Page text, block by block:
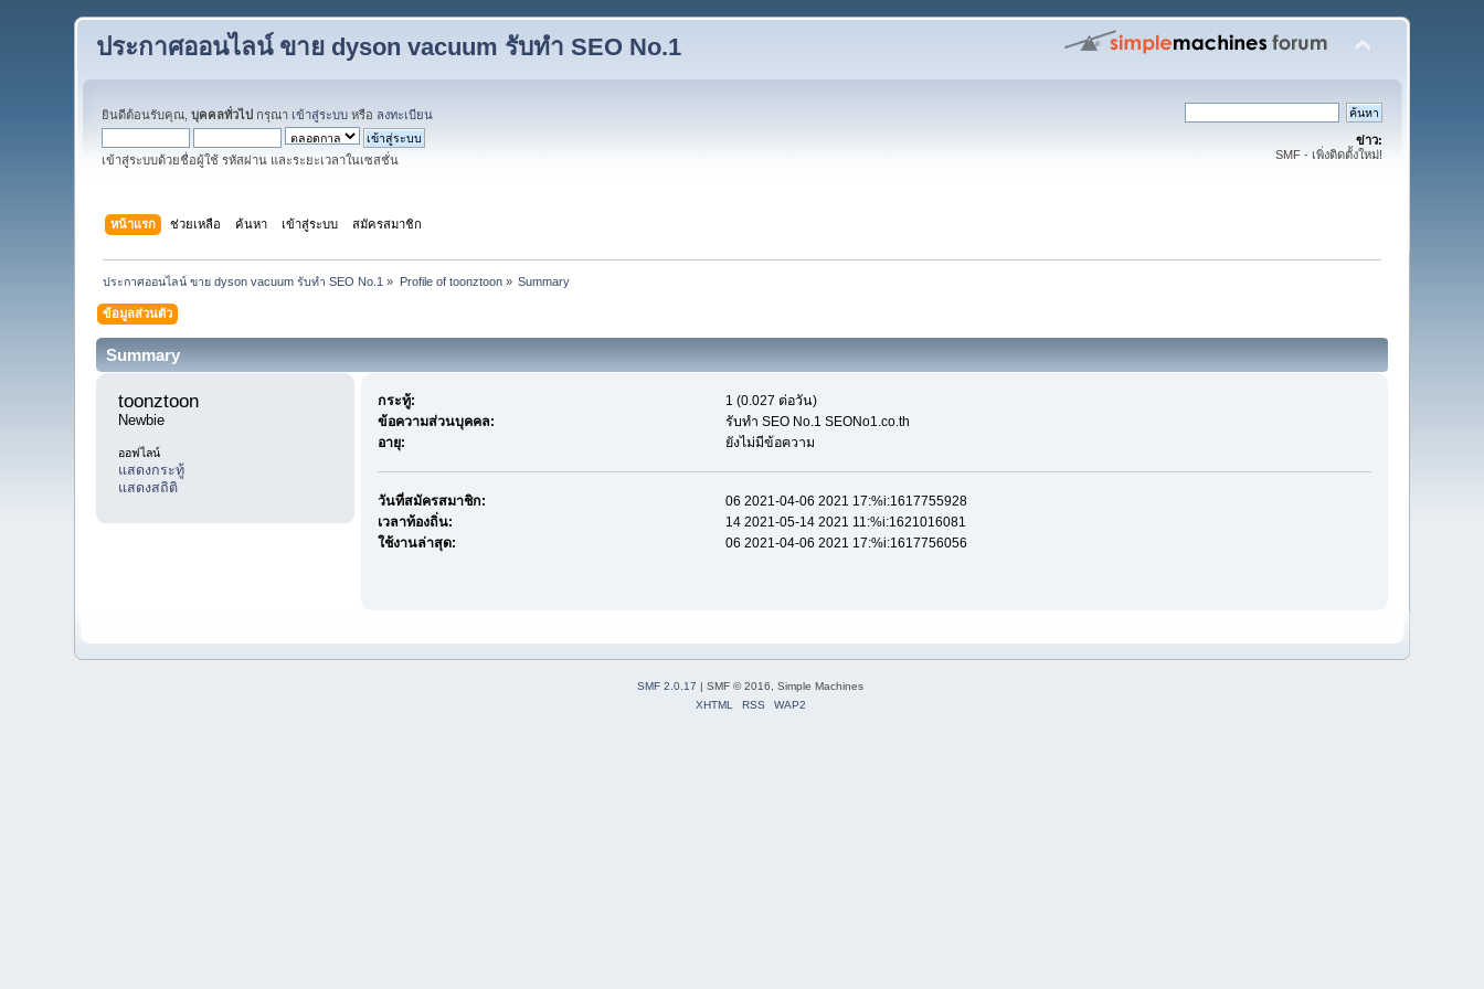
ประกาศออนไลน์ ขาย dyson vacuum รับทำ SEO No.1
ยินดีต้อนรับคุณ,บุคคลทั่วไป กรุณา เข้าสู่ระบบ หรือ ลงทะเบียน
เข้าสู่ระบบด้วยชื่อผู้ใช้ รหัสผ่าน และระยะเวลาในเซสชั่น
ข่าว:
SMF - เพิ่งติดตั้งใหม่!
หน้าแรก ช่วยเหลือ ค้นหา เข้าสู่ระบบ สมัครสมาชิก
ประกาศออนไลน์ ขาย dyson vacuum รับทำ SEO No.1 » Profile of toonztoon» Summary
ข้อมูลส่วนตัว
Summary
toonztoon
Newbie
ออฟไลน์
แสดงกระทู้
แสดงสถิติ
กระทู้:
1 (0.027 ต่อวัน)
ข้อความส่วนบุคคล:
รับทำ SEO No.1 SEONo1.co.th
อายุ:
ยังไม่มีข้อความ
วันที่สมัครสมาชิก:
06 2021-04-06 2021 17:%i:1617755928
เวลาท้องถิ่น:
14 2021-05-14 2021 11:%i:1621016081
ใช้งานล่าสุด:
06 2021-04-06 2021 17:%i:1617756056
SMF 2.0.17 | SMF © 2016, Simple Machines
XHTML
RSS WAP2